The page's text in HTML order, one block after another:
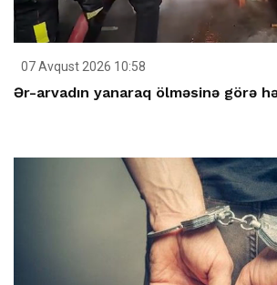
07 Avqust 2026 10:58
Ər-arvadın yanaraq ölməsinə görə